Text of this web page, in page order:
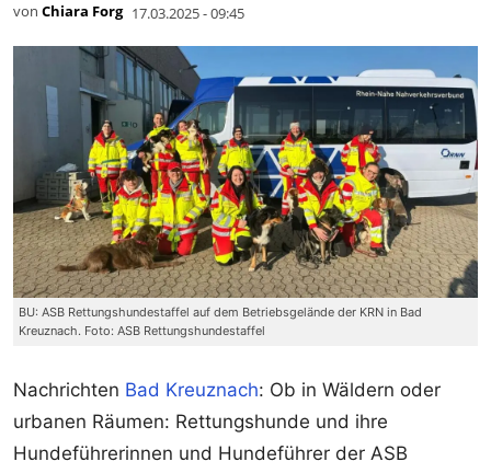
von Chiara Forg 17.03.2025 - 09:45
BU: ASB Rettungshundestaffel auf dem Betriebsgelände der KRN in Bad
Kreuznach. Foto: ASB Rettungshundestaffel
Nachrichten Bad Kreuznach: Ob in Wäldern oder
urbanen Räumen: Rettungshunde und ihre
Hundeführerinnen und Hundeführer der ASB